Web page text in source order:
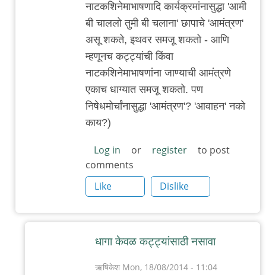
नाटकशिनेमाभाषणादि कार्यक्रमांनासुद्धा 'आमी
बी चाललो तुमी बी चलाना' छापाचे 'आमंत्रण'
असू शकते, इथवर समजू शकतो - आणि
म्हणूनच कट्ट्यांची किंवा
नाटकशिनेमाभाषणांना जाण्याची आमंत्रणे
एकाच धाग्यात समजू शकतो. पण
निषेधमोर्चांनासुद्धा 'आमंत्रण'? 'आवाहन' नको
काय?)
Log in or register
to post
comments
Like
Dislike
धागा केवळ कट्ट्यांसाठी नसावा
ऋषिकेश Mon, 18/08/2014 - 11:04